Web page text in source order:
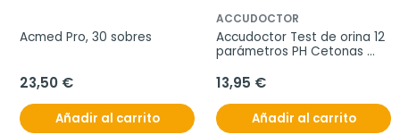
Acmed Pro, 30 sobres
23,50 €
Añadir al carrito
ACCUDOCTOR
Accudoctor Test de orina 12
parámetros PH Cetonas
13,95 €
Añadir al carrito